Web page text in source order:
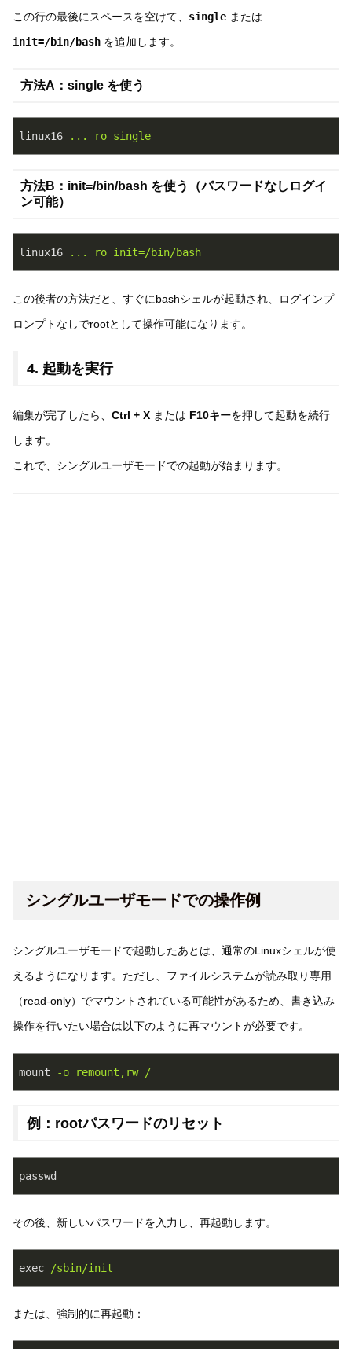
この行の最後にスペースを空けて、 single または
init=/bin/bash を追加します。
方法A：single を使う
linux16 ... ro single
方法B：init=/bin/bash を使う（パスワードなしログイ
ン可能）
linux16 ... ro init=/bin/bash
この後者の方法だと、すぐにbashシェルが起動され、ログインプ
ロンプトなしでrootとして操作可能になります。
4. 起動を実行
編集が完了したら、 Ctrl + X または F10キーを押して起動を続行
します。
これで、シングルユーザモードでの起動が始まります。
シングルユーザモードでの操作例
シングルユーザモードで起動したあとは、通常のLinuxシェルが使
えるようになります。ただし、ファイルシステムが読み取り専用
（read-only）でマウントされている可能性があるため、書き込み
操作を行いたい場合は以下のように再マウントが必要です。
mount -o remount,rw /
例：rootパスワードのリセット
passwd
その後、新しいパスワードを入力し、再起動します。
exec /sbin/init
または、強制的に再起動：